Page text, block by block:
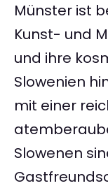
Münster ist
Kunst- und
und ihre
Slowenien
mit einer
Slowenen